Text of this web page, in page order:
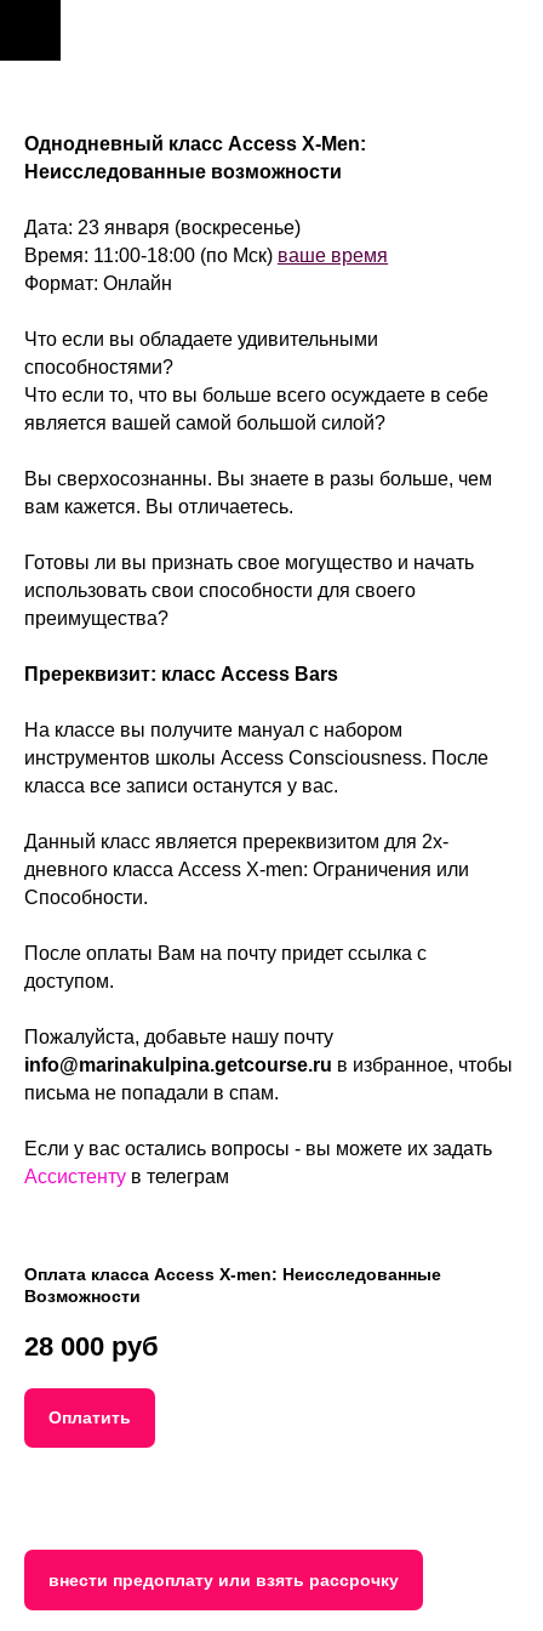
Однодневный класс Access X-Men:
Неисследованные возможности
Дата: 23 января (воскресенье)
Время: 11:00-18:00 (по Мск) ваше время
Формат: Онлайн
Что если вы обладаете удивительными
способностями?
Что если то, что вы больше всего осуждаете в себе
является вашей самой большой силой?
Вы сверхосознанны. Вы знаете в разы больше, чем
вам кажется. Вы отличаетесь.
Готовы ли вы признать свое могущество и начать
использовать свои способности для своего
преимущества?
Пререквизит: класс Access Bars
На классе вы получите мануал с набором
инструментов школы Access Consciousness. После
класса все записи останутся у вас.
Данный класс является пререквизитом для 2х-
дневного класса Access X-men: Ограничения или
Способности.
После оплаты Вам на почту придет ссылка с
доступом.
Пожалуйста, добавьте нашу почту
info@marinakulpina.getcourse.ru в избранное, чтобы
письма не попадали в спам.
Если у вас остались вопросы - вы можете их задать
Ассистенту в телеграм
Оплата класса Access X-men: Неисследованные
Возможности
28 000 руб
Оплатить
внести предоплату или взять рассрочку